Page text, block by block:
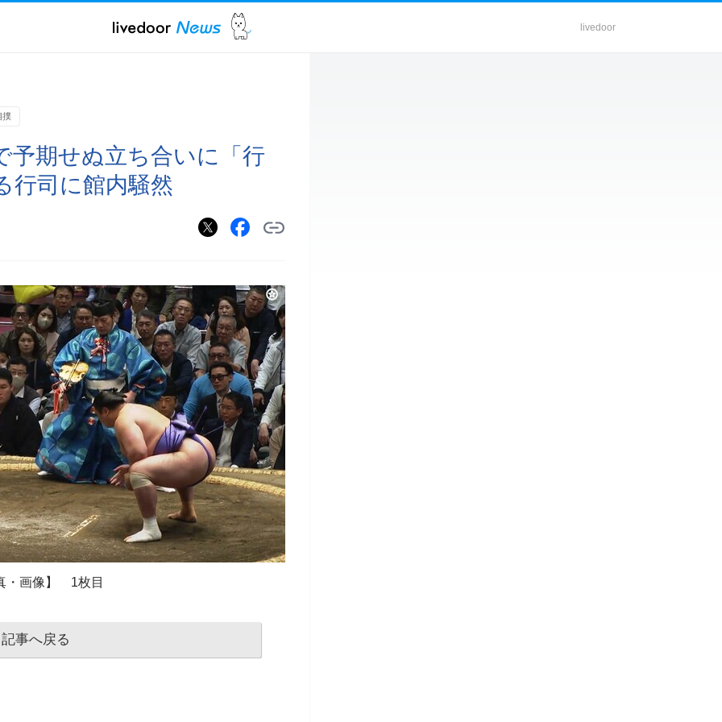
livedoor
撲
予期せぬ立ち合いに「行
行司に館内騒然
・画像】 1枚目
記事へ戻る